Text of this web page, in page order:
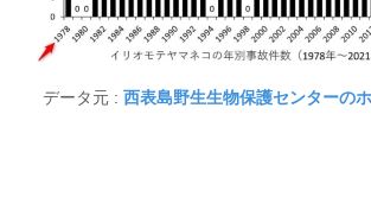
データ元 : 西表島野生生物保護センターの